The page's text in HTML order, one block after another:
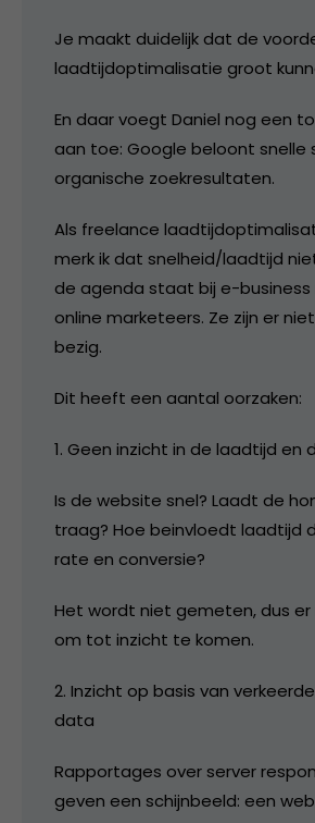
Je maakt duidelijk dat de
laadtijdoptimalisatie groot
En daar voegt Daniel nog een
aan toe: Google beloont snelle
organische zoekresultaten.
Als freelance
merk ik dat snelheid/laadtijd
de agenda staat bij e-business
online marketeers. Ze zijn er
bezig.
Dit heeft een aantal oorzaken:
1. Geen inzicht in de laadtijd en
Is de website snel? Laadt de
traag? Hoe beinvloedt laadtijd
rate en conversie?
Het wordt niet gemeten, dus
om tot inzicht te komen.
2. Inzicht op basis van
data
Rapportages over server
geven een schijnbeeld: een